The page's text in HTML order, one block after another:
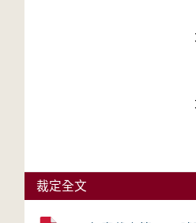
裁定全文